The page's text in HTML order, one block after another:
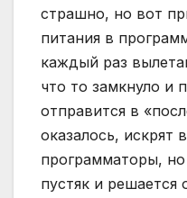
страшно, но вот
питания в
каждый раз
что то замкнуло и
отправится в
оказалось, искрят
программаторы,
пустяк и решается